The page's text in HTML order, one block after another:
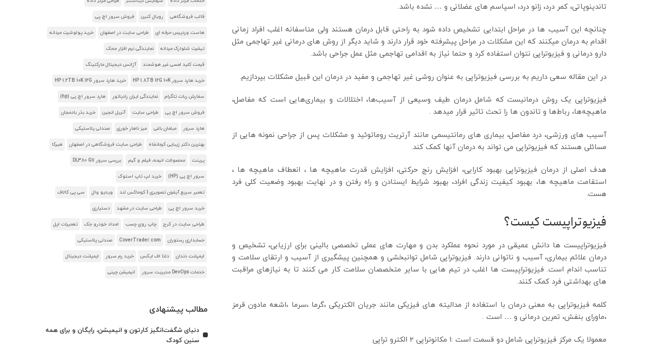
تاندینوپاتی، کمر درد، زانو درد، اسپاسم های عضلانی و … نشده باشد.
چنانچه این آسیب ها در مراحل ابتدایی تشخیص داده شود به راحتی قابل درمان هستند ولی متاسفانه اغلب افراد زمانی
اقدام به درمان میکنند که این مشکلات در مراحل پیشرفته خود قرار دارند و شاید دیگر از روش های درمانی غیر تهاجمی مثل
دارو درمانی و فیزیوتراپی نتوان استفاده کرد و حتما نیاز به اقدامی تهاجمی مثل عمل جراحی باشد.
در این مقاله سعی داریم به بررسی فیزیوتراپی به عنوان روشی غیر تهاجمی و مفید در درمان این قبیل مشکلات بپردازیم.
فیزیوتراپی یک روش درمانیست که شامل درمان طیف وسیعی از آسیب‌ها، اختلالات و بیماری‌هایی است که مفاصل،
ماهیچه‌ها، رباط‌ها و تاندون ها را تحث تاثیر قرار میدهد .
آسیب های ورزشی، درد مفاصل، بیماری های رمانتیسمی مانند آرتریت روماتوئید و مشکلات پس از جراحی نمونه هایی از
مسائلی هستند که فیزیوتراپی می تواند به درمان آنها کمک کند.
هدف اصلی از درمان فیزیوتراپی بهبود کارایی، افزایش رنج حرکتی، افزایش قدرت ماهیچه ها ، انعطاف ماهیچه ها ،
استقامت ماهیچه ها، بهبود کیفیت زندگی افراد، بهبود شرایط ایستادن و راه رفتن و در نهایت بهبود وضعیت کلی فرد
هست.
فیزیوتراپیست کیست؟
فیزیوتراپیست ها دانش عمیقی در مورد نحوه عملکرد بدن و مهارت های عملی تخصصی بالینی برای ارزیابی، تشخیص و
درمان علائم بیماری، آسیب و ناتوانی دارند. فیزیوتراپی شامل توانبخشی و همچنین پیشگیری از آسیب و ارتقای سلامت و
تناسب اندام است. فیزیوتراپیست ها اغلب در تیم هایی با سایر متخصصان سلامت کار می کنند تا به نیازهای مراقبت
های بهداشتی فرد کمک کنند.
کلمه فیزیوتراپی به معنی درمان با استغاده از مدالیته های فیزیکی مانند جریان الکتریکی ،گرما ،سرما ،اشعه مادون قرمز
،ماورای بنفش، تمرین درمانی و … است .
معمولا یک مرکز فیزیوتراپی شامل دو قسمت است :1 مکانوتراپی 2 الکترو تراپی
قالب فروشگاهی رویال کنین فروش سرور اچ پی
هاست وردپرس حرفه ای طراحی سایت در اصفهان خرید پولوشرت مردانه
تیشرت شلوارک مردانه نمایندگی نرم افزار محک
قیمت کلید لمسی غیر هوشمند آژانس دیجیتال مارکتینگ
خرید هارد سرور HP 1.8TB 12G 10K خرید هارد سرور HP 1.2TB 10K 12G
سفارش ربات تلگرام نمایندگی ایران رادیاتور هارد سرور اچ پی (hp)
فروش سرور اچ پی طراحی سایت آنریل انجین خرید بذر بادمجان
هارد سرور مبلمان باغی میز ناهار خوری صندلی پلاستیکی
بهترین دکتر زیبایی کرمانشاه طراحی سایت فروشگاهی در اصفهان هیرکا
پرینت محصولات انیمه، فیلم و گیم بررسی سرور DL380 G11
سرور اچ پی (HP) خرید لپ تاپ استوک
تعمیر سریع آیفون تصویری | کوماکس لند ویدیو وال سی پی کالاف
خرید سرور اچ پی طراحی سایت در مشهد دستیاری
طراحی سایت در کرج چاپ روی چسب امداد خودرو جک تعمیرات اپل
حسابداری رستوران CoverTrader.com صندلی پلاستیکی
ایمپلنت دندان دلتا اف ایکس خرید رم سرور ایمپلنت دیجیتال
خدمات DevOps مدیریت سرور انیمیشن چینی
مطالب پیشنهادی
دنیای شگفت‌انگیز کارتون و انیمیشن، رایگان و برای همه
سنین کودک